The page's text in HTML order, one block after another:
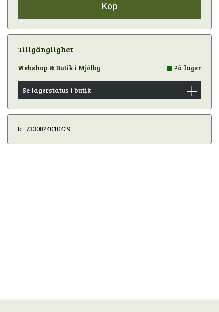
Köp
Tillgänglighet
Webshop & Butik i Mjölby På lager
Se lagerstatus i butik
Id: 7330824010439